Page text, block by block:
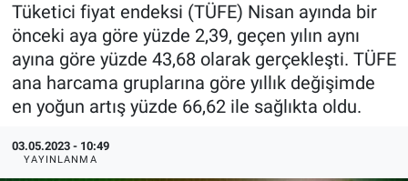
Tüketici fiyat endeksi (TÜFE) Nisan ayında bir
önceki aya göre yüzde 2,39, geçen yılın aynı
ayına göre yüzde 43,68 olarak gerçekleşti. TÜFE
ana harcama gruplarına göre yıllık değişimde
en yoğun artış yüzde 66,62 ile sağlıkta oldu.
03.05.2023 - 10:49
YAYINLANMA